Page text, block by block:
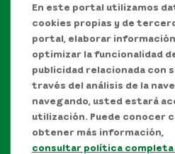
En este portal utilizamos
cookies propias y de
portal, elaborar
optimizar la funcionalidad
publicidad relacionada con
través del análisis de la
navegando, usted estará
utilización. Puede conocer
obtener más información,
consultar política completa